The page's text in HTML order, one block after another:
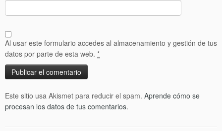
Al usar este formulario accedes al almacenamiento y gestión de tus
datos por parte de esta web. *
Este sitio usa Akismet para reducir el spam. Aprende cómo se
procesan los datos de tus comentarios.